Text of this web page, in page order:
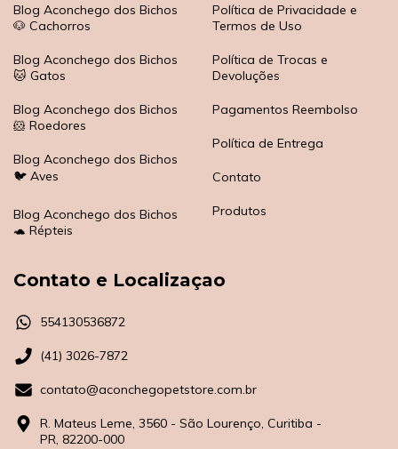
Blog Aconchego dos Bichos
🐶 Cachorros
Blog Aconchego dos Bichos
🐱 Gatos
Blog Aconchego dos Bichos
🐹 Roedores
Blog Aconchego dos Bichos
🐦 Aves
Blog Aconchego dos Bichos
🐢 Répteis
Política de Privacidade e
Termos de Uso
Política de Trocas e
Devoluções
Pagamentos Reembolso
Política de Entrega
Contato
Produtos
Contato e Localizaçao
554130536872
(41) 3026-7872
contato@aconchegopetstore.com.br
R. Mateus Leme, 3560 - São Lourenço, Curitiba -
PR, 82200-000